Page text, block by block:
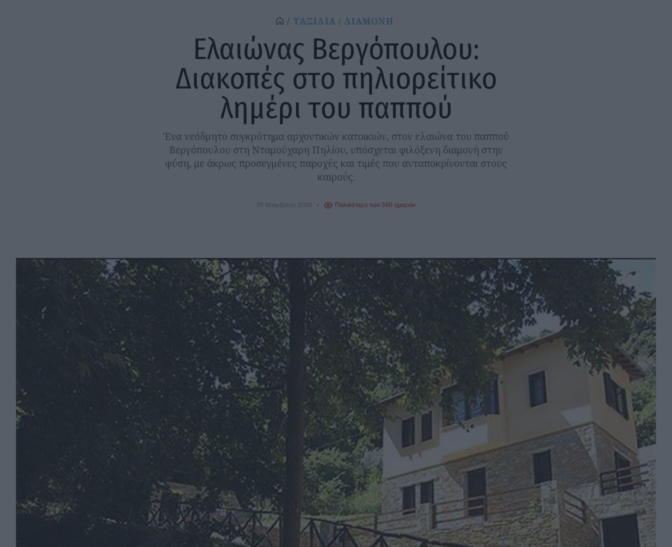
ΤΑΞΙΔΙΑ ΔΙΑΜΟΝΗ
Ελαιώνας Βεργόπουλου:
Διακοπές στο πηλιορείτικο
λημέρι του παππού
Ένα νεόδμητο συγκρότημα αρχοντικών κατοικιών, στον ελαιώνα του παππού
Βεργόπουλου στη Νταμούχαρη Πηλίου, υπόσχεται φιλόξενη διαμονή στην
φύση, με άκρως προσεγμένες παροχές και τιμές που ανταποκρίνονται στους
καιρούς.
26 Νοεμβρίου 2010 Παλαιότερο των 360 ημερών